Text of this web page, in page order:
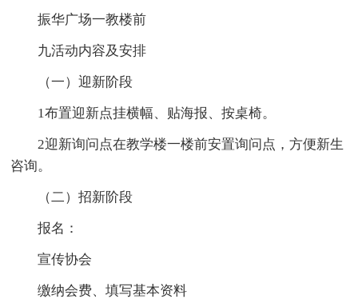
振华广场一教楼前
九活动内容及安排
（一）迎新阶段
1布置迎新点挂横幅、贴海报、按桌椅。
2迎新询问点在教学楼一楼前安置询问点，方便新生
咨询。
（二）招新阶段
报名：
宣传协会
缴纳会费、填写基本资料